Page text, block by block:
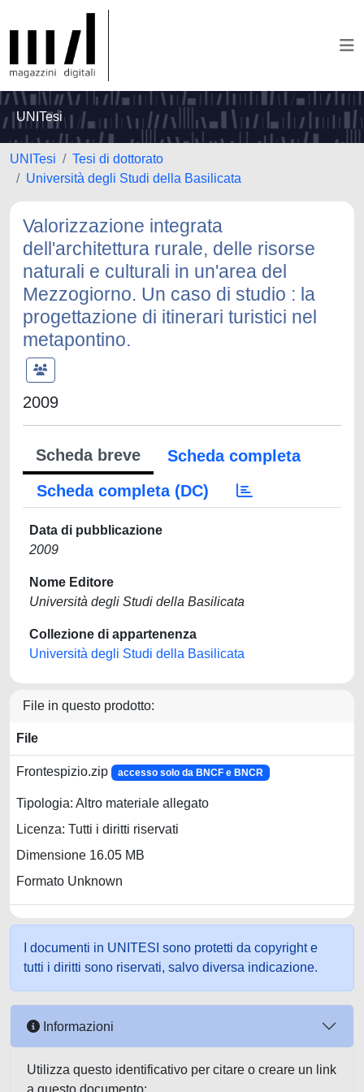
UNITesi
UNITesi
Tesi di dottorato
Università degli Studi della Basilicata
Valorizzazione integrata
dell'architettura rurale, delle risorse
naturali e culturali in un'area del
Mezzogiorno. Un caso di studio : la
progettazione di itinerari turistici nel
metapontino.
2009
Scheda breve
Scheda completa
Scheda completa (DC)
Data di pubblicazione
2009
Nome Editore
Università degli Studi della Basilicata
Collezione di appartenenza
Università degli Studi della Basilicata
File in questo prodotto:
File
Frontespizio.zip accesso solo da BNCF e BNCR
Tipologia: Altro materiale allegato
Licenza: Tutti i diritti riservati
Dimensione 16.05 MB
Formato Unknown
I documenti in UNITESI sono protetti da copyright e
tutti i diritti sono riservati, salvo diversa indicazione.
Informazioni
Utilizza questo identificativo per citare o creare un link
a questo documento: